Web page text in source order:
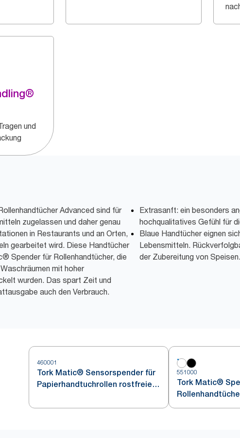
und
Advanced sind für
zugelassen und daher genau
in Restaurants und an Orten,
gearbeitet wird. Diese Handtücher
Spender für Rollenhandtücher, die
mit hoher
wurden. Das spart Zeit und
auch den Verbrauch.
Extrasanft: ein besonders
hochqualitatives Gefühl für
Blaue Handtücher eignen
Lebensmitteln.
der Zubereitung von Speisen.
460001
Tork Matic® Sensorspender für
Papierhandtuchrollen rostfreier
551000
Tork Matic®